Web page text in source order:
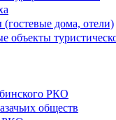
дома, отели)
объекты
РКО
обществ